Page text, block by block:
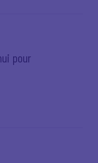
pour